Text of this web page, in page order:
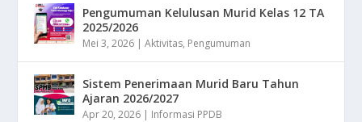
Pengumuman Kelulusan Murid Kelas 12 TA
2025/2026
Mei 3, 2026 |Aktivitas, Pengumuman
Sistem Penerimaan Murid Baru Tahun
Ajaran 2026/2027
Apr 20, 2026 | Informasi PPDB